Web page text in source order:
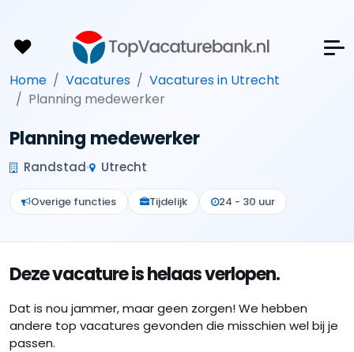
Home Vacatures
Vacatures in Utrecht
Planning medewerker
Planning medewerker
Randstad Utrecht
Overige functies Tijdelijk 24 - 30 uur
Deze vacature is helaas verlopen.
Dat is nou jammer, maar geen zorgen! We hebben
andere top vacatures gevonden die misschien wel bij je
passen.